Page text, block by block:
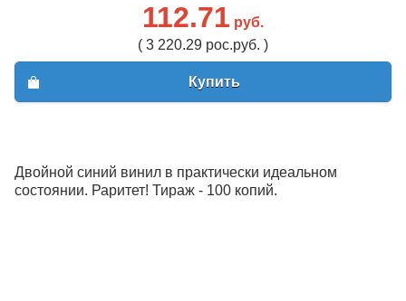
112.71 руб.
( 3 220.29 рос.руб. )
Купить
Двойной синий винил в практически идеальном
состоянии. Раритет! Тираж - 100 копий.